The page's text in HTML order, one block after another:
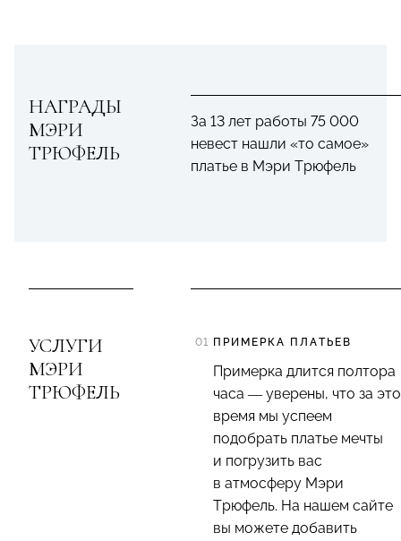
НАГРАДЫ
МЭРИ
ТРЮФЕЛЬ
За 13 лет работы 75 000
невест нашли «то самое»
платье в Мэри Трюфель
УСЛУГИ
МЭРИ
ТРЮФЕЛЬ
ПРИМЕРКА ПЛАТЬЕВ
Примерка длится полтора
часа — уверены, что за это
время мы успеем
подобрать платье мечты
и погрузить вас
в атмосферу Мэри
Трюфель. На нашем сайте
вы можете добавить